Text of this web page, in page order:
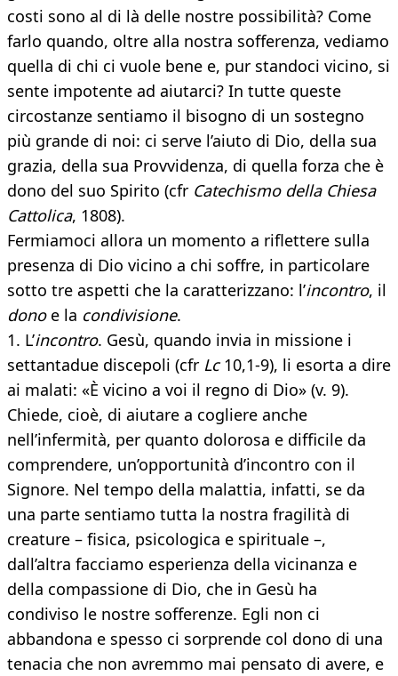
costi sono al di là delle nostre possibilità? Come
farlo quando, oltre alla nostra sofferenza, vediamo
quella di chi ci vuole bene e, pur standoci vicino, si
sente impotente ad aiutarci? In tutte queste
circostanze sentiamo il bisogno di un sostegno
più grande di noi: ci serve l’aiuto di Dio, della sua
grazia, della sua Provvidenza, di quella forza che è
dono del suo Spirito (cfr Catechismo della Chiesa
Cattolica, 1808).
Fermiamoci allora un momento a riflettere sulla
presenza di Dio vicino a chi soffre, in particolare
sotto tre aspetti che la caratterizzano: l’incontro, il
donoe la condivisione.
1. L’incontro. Gesù, quando invia in missione i
settantadue discepoli (cfr Lc10,1-9), li esorta a dire
ai malati: «È vicino a voi il regno di Dio» (v. 9).
Chiede, cioè, di aiutare a cogliere anche
nell’infermità, per quanto dolorosa e difficile da
comprendere, un’opportunità d’incontro con il
Signore. Nel tempo della malattia, infatti, se da
una parte sentiamo tutta la nostra fragilità di
creature – fisica, psicologica e spirituale –,
dall’altra facciamo esperienza della vicinanza e
della compassione di Dio, che in Gesù ha
condiviso le nostre sofferenze. Egli non ci
abbandona e spesso ci sorprende col dono di una
tenacia che non avremmo mai pensato di avere, e